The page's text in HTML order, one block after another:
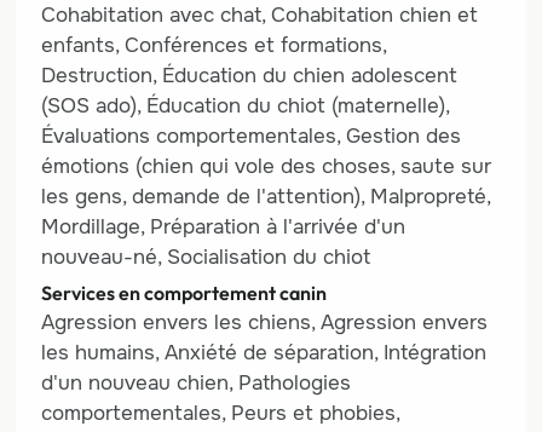
Cohabitation avec chat, Cohabitation chien et
enfants, Conférences et formations,
Destruction, Éducation du chien adolescent
(SOS ado), Éducation du chiot (maternelle),
Évaluations comportementales, Gestion des
émotions (chien qui vole des choses, saute sur
les gens, demande de l'attention), Malpropreté,
Mordillage, Préparation à l'arrivée d'un
nouveau-né, Socialisation du chiot
Services en comportement canin
Agression envers les chiens, Agression envers
les humains, Anxiété de séparation, Intégration
d'un nouveau chien, Pathologies
comportementales, Peurs et phobies,